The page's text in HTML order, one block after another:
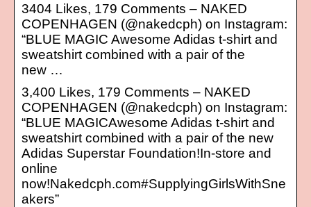
3404 Likes, 179 Comments – NAKED
COPENHAGEN (@nakedcph) on Instagram:
“BLUE MAGIC Awesome Adidas t-shirt and
sweatshirt combined with a pair of the
new …
3,400 Likes, 179 Comments – NAKED
COPENHAGEN (@nakedcph) on Instagram:
“BLUE MAGICAwesome Adidas t-shirt and
sweatshirt combined with a pair of the new
Adidas Superstar Foundation!In-store and
online
now!Nakedcph.com#SupplyingGirlsWithSne
akers”